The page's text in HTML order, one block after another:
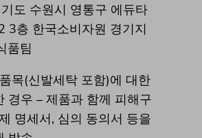
도 수원시 영통구 에듀타
3층 한국소비자원 경기지
품팀
목(신발세탁 포함)에 대한
경우 – 제품과 함께 피해구
명세서, 심의 동의서 등을